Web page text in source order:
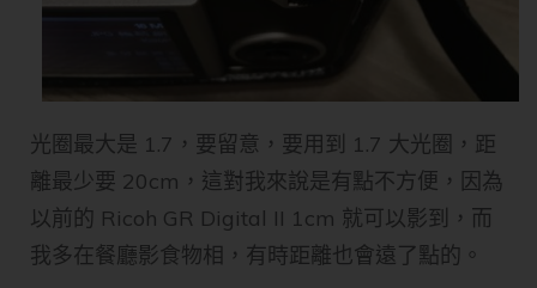
光圈最大是 1.7，要留意，要用到 1.7 大光圈，距
離最少要 20cm，這對我來說是有點不方便，因為
以前的 Ricoh GR Digital II 1cm 就可以影到，而
我多在餐廳影食物相，有時距離也會遠了點的。